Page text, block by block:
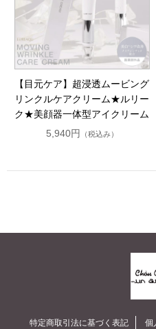
【目元ケア】超浸透ムービング
リンクルケアクリーム★ルリー
ク★美顔器一体型アイクリーム
5,940円
（税込み）
特定商取引法に基づく表記 個